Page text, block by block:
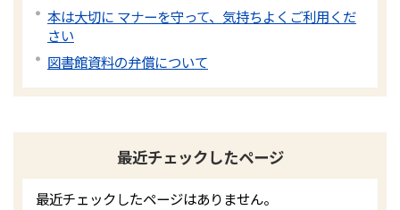
本は大切に マナーを守って、気持ちよくご利用くだ
さい
図書館資料の弁償について
最近チェックしたページ
最近チェックしたページはありません。